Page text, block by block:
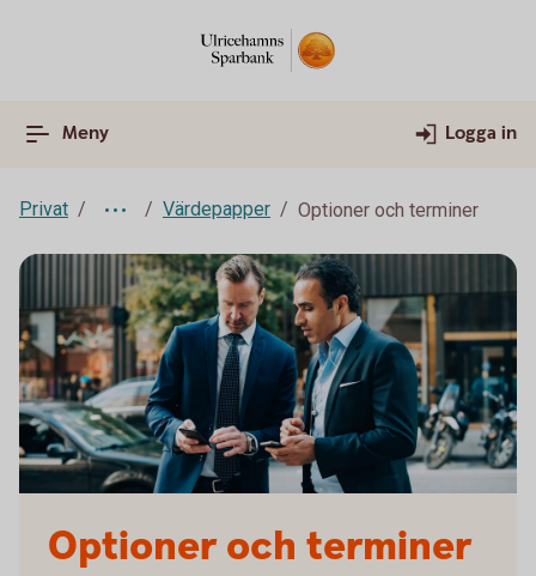
Meny Logga in
Privat Värdepapper Optioner och terminer
Optioner och terminer